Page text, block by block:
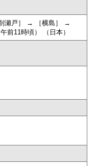
瀬戸］ → ［横島］ →
前11時頃） （日本）